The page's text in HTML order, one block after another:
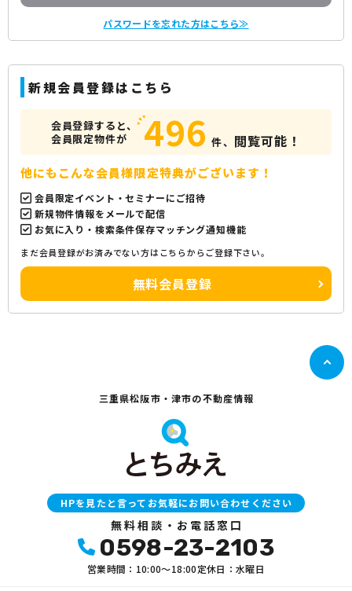
パスワードを忘れた方はこちら≫
新規会員登録はこちら
会員登録すると、
会員限定物件が
496 件、 閲覧可能！
他にもこんな会員様限定特典がございます！
会員限定イベント・セミナーにご招待
新規物件情報をメールで配信
お気に入り・検索条件保存マッチング通知機能
まだ会員登録がお済みでない方はこちらからご登録下さい。
無料会員登録
三重県松阪市・津市の不動産情報
HPを見たと言ってお気軽にお問い合わせください
無料相談・お電話窓口
0598-23-2103
営業時間：10:00〜18:00定休日：水曜日